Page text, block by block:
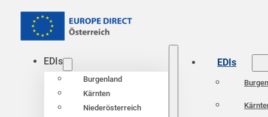
EDIs
Burgenland
Kärnten
Niederösterreich
EDIs